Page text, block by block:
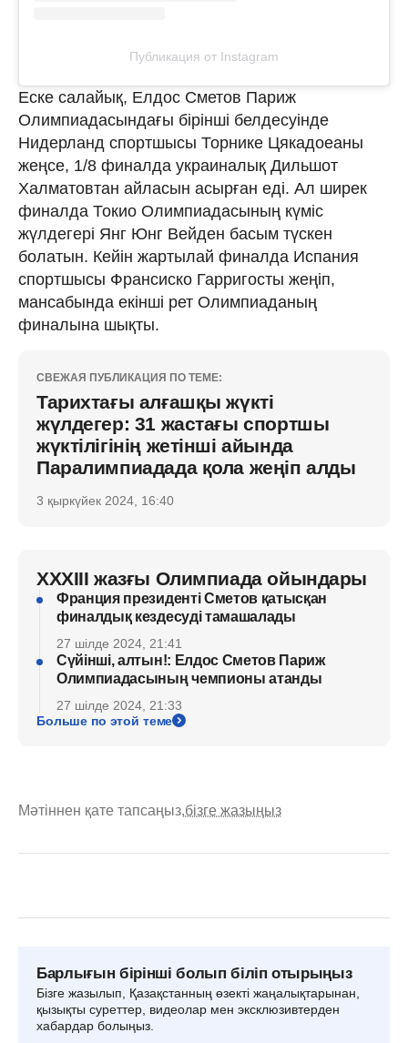
Публикация от Instagram
Еске салайық, Елдос Сметов Париж
Олимпиадасындағы бірінші белдесуінде
Нидерланд спортшысы Торнике Цякадоеаны
жеңсе, 1/8 финалда украиналық Дильшот
Халматовтан айласын асырған еді. Ал ширек
финалда Токио Олимпиадасының күміс
жүлдегері Янг Юнг Вейден басым түскен
болатын. Кейін жартылай финалда Испания
спортшысы Франсиско Гарригосты жеңіп,
мансабында екінші рет Олимпиаданың
финалына шықты.
СВЕЖАЯ ПУБЛИКАЦИЯ ПО ТЕМЕ:
Тарихтағы алғашқы жүкті
жүлдегер: 31 жастағы спортшы
жүктілігінің жетінші айында
Паралимпиадада қола жеңіп алды
3 қыркүйек 2024, 16:40
XXXIII жазғы Олимпиада ойындары
Франция президенті Сметов қатысқан
финалдық кездесуді тамашалады
27 шілде 2024, 21:41
Сүйінші, алтын!: Елдос Сметов Париж
Олимпиадасының чемпионы атанды
27 шілде 2024, 21:33
Больше по этой теме
Мәтіннен қате тапсаңыз,бізге жазыңыз
Барлығын бірінші болып біліп отырыңыз
Бізге жазылып, Қазақстанның өзекті жаңалықтарынан,
қызықты суреттер, видеолар мен эксклюзивтерден
хабардар болыңыз.